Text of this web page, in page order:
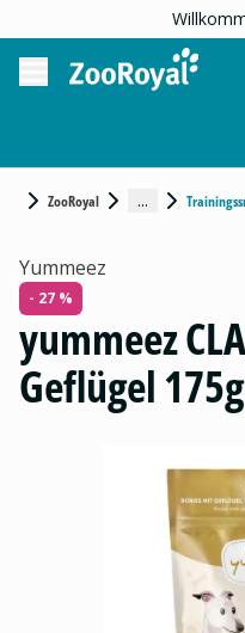
ZooRoyal ...
Yummeez
- 27 %
yummeez
Geflügel 175g